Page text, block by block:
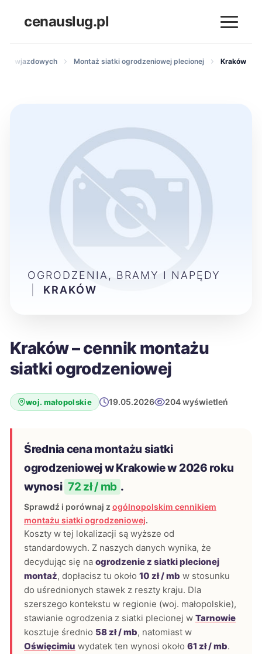
cenauslug.pl
wjazdowych Montaż siatki ogrodzeniowej plecionej Kraków
Kraków – cennik montażu
siatki ogrodzeniowej
woj. małopolskie 19.05.2026 204 wyświetleń
Średnia cena montażu siatki
ogrodzeniowej w Krakowie w 2026 roku
wynosi 72 zł / mb .
Sprawdź i porównaj z ogólnopolskim cennikiem
montażu siatki ogrodzeniowej.
Koszty w tej lokalizacji są wyższe od
standardowych. Z naszych danych wynika, że
decydując się na ogrodzenie z siatki plecionej
montaż, dopłacisz tu około 10 zł / mb w stosunku
do uśrednionych stawek z reszty kraju. Dla
szerszego kontekstu w regionie (woj. małopolskie),
stawianie ogrodzenia z siatki plecionej w Tarnowie
kosztuje średnio 58 zł / mb, natomiast w
Oświęcimiu wydatek ten wynosi około 61 zł / mb.
OGRODZENIA, BRAMY I NAPĘDY
KRAKÓW